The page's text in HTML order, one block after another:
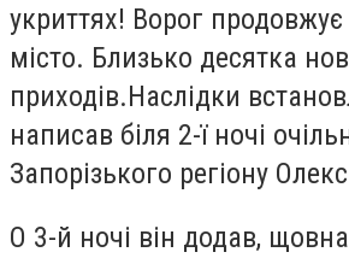
укриттях! Ворог продовжує
місто. Близько десятка
приходів.Наслідки
написав біля 2-ї ночі
Запорізького регіону
О 3-й ночі він додав,